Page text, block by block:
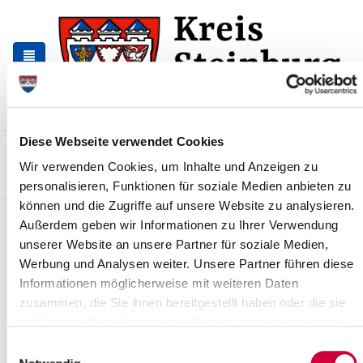
Diese Webseite verwendet Cookies
Wir verwenden Cookies, um Inhalte und Anzeigen zu
personalisieren, Funktionen für soziale Medien anbieten zu
können und die Zugriffe auf unsere Website zu analysieren.
Außerdem geben wir Informationen zu Ihrer Verwendung
unserer Website an unsere Partner für soziale Medien,
Werbung und Analysen weiter. Unsere Partner führen diese
Informationen möglicherweise mit weiteren Daten
zusammen, die Sie ihnen bereitgestellt haben oder die sie
springen
springen
Kontakt Sitemap Presse & Aktuelles
Karriere und Nachwuchskräfte Suchen
Kreisgesundheitsamt zeitweise
geschlossen
News - Meldungen